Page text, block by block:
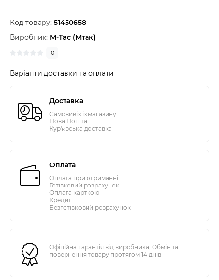
Код товару: 51450658
Виробник: M-Tac (Мтак)
0
Варіанти доставки та оплати
Доставка
Самовивіз із магазину
Нова Пошта
Кур'єрська доставка
Оплата
Оплата при отриманні
Готівковий розрахунок
Оплата карткою
Кредит
Безготівковий розрахунок
Офіційна гарантія від виробника, Обмін та
повернення товару протягом 14 днів